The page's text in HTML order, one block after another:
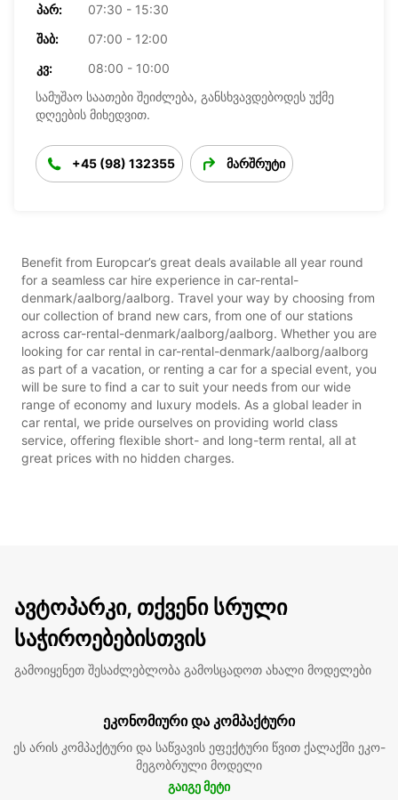
ᲞᲐᲠ:
07:30 - 15:30
ᲨᲐᲑ:
07:00 - 12:00
ᲙᲕ:
08:00 - 10:00
სამუშაო საათები შეიძლება, განსხვავდებოდეს უქმე
დღეების მიხედვით.
+45 (98) 132355 მარშრუტი
Benefit from Europcar’s great deals available all year round
for a seamless car hire experience in car-rental-
denmark/aalborg/aalborg. Travel your way by choosing from
our collection of brand new cars, from one of our stations
across car-rental-denmark/aalborg/aalborg. Whether you are
looking for car rental in car-rental-denmark/aalborg/aalborg
as part of a vacation, or renting a car for a special event, you
will be sure to find a car to suit your needs from our wide
range of economy and luxury models. As a global leader in
car rental, we pride ourselves on providing world class
service, offering flexible short- and long-term rental, all at
great prices with no hidden charges.
ავტოპარკი, თქვენი სრული
საჭიროებებისთვის
გამოიყენეთ შესაძლებლობა გამოსცადოთ ახალი მოდელები
ეკონომიური და კომპაქტური
ეს არის კომპაქტური და საწვავის ეფექტური წვით ქალაქში ეკო-
მეგობრული მოდელი
გაიგე მეტი